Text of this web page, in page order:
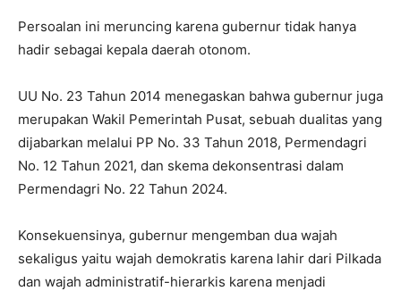
Persoalan ini meruncing karena gubernur tidak hanya
hadir sebagai kepala daerah otonom.
UU No. 23 Tahun 2014 menegaskan bahwa gubernur juga
merupakan Wakil Pemerintah Pusat, sebuah dualitas yang
dijabarkan melalui PP No. 33 Tahun 2018, Permendagri
No. 12 Tahun 2021, dan skema dekonsentrasi dalam
Permendagri No. 22 Tahun 2024.
Konsekuensinya, gubernur mengemban dua wajah
sekaligus yaitu wajah demokratis karena lahir dari Pilkada
dan wajah administratif-hierarkis karena menjadi